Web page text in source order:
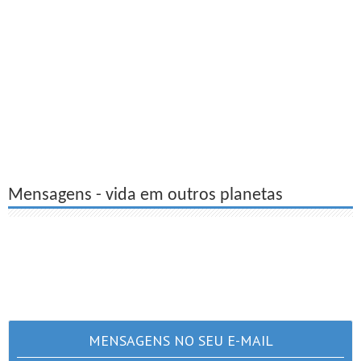
Mensagens - vida em outros planetas
MENSAGENS NO SEU E-MAIL